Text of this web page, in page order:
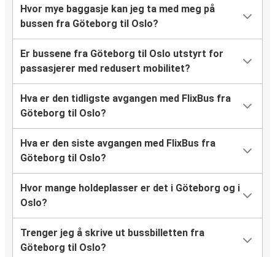
Hvor mye baggasje kan jeg ta med meg på
bussen fra Göteborg til Oslo?
Er bussene fra Göteborg til Oslo utstyrt for
passasjerer med redusert mobilitet?
Hva er den tidligste avgangen med FlixBus fra
Göteborg til Oslo?
Hva er den siste avgangen med FlixBus fra
Göteborg til Oslo?
Hvor mange holdeplasser er det i Göteborg og i
Oslo?
Trenger jeg å skrive ut bussbilletten fra
Göteborg til Oslo?